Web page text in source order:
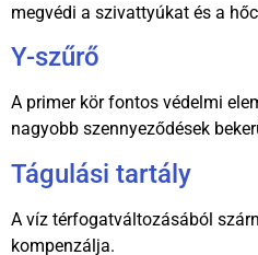
megvédi a szivattyúkat és a
Y-szűrő
A primer kör fontos védelmi
nagyobb szennyeződések
Tágulási tartály
A víz térfogatváltozásából
kompenzálja.